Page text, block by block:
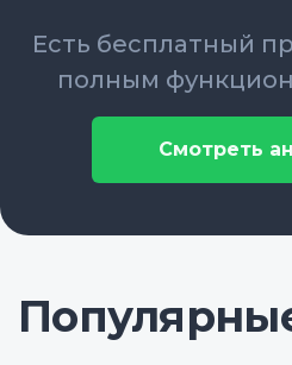
Есть бесплатный
полным
Смотреть